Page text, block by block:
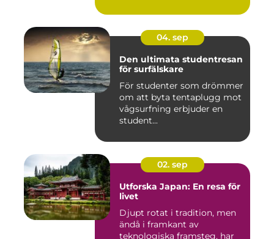
04. sep
Den ultimata studentresan
för surfälskare
För studenter som drömmer
om att byta tentaplugg mot
vågsurfning erbjuder en
student...
02. sep
Utforska Japan: En resa för
livet
Djupt rotat i tradition, men
ändå i framkant av
teknologiska framsteg, har